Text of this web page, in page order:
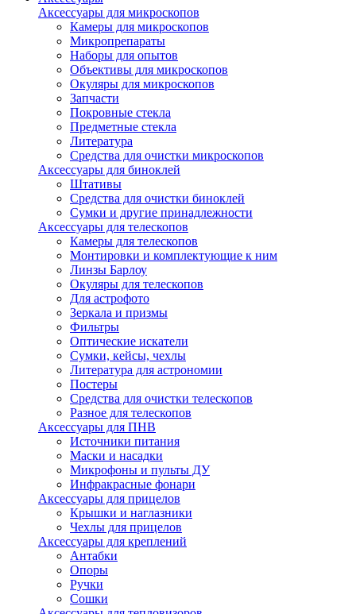
Аксессуары для микроскопов
Камеры для микроскопов
Микропрепараты
Наборы для опытов
Объективы для микроскопов
Окуляры для микроскопов
Запчасти
Покровные стекла
Предметные стекла
Литература
Средства для очистки микроскопов
Аксессуары для биноклей
Штативы
Средства для очистки биноклей
Сумки и другие принадлежности
Аксессуары для телескопов
Камеры для телескопов
Монтировки и комплектующие к ним
Линзы Барлоу
Окуляры для телескопов
Для астрофото
Зеркала и призмы
Фильтры
Оптические искатели
Сумки, кейсы, чехлы
Литература для астрономии
Постеры
Средства для очистки телескопов
Разное для телескопов
Аксессуары для ПНВ
Источники питания
Маски и насадки
Микрофоны и пульты ДУ
Инфракрасные фонари
Аксессуары для прицелов
Крышки и наглазники
Чехлы для прицелов
Аксессуары для креплений
Антабки
Опоры
Ручки
Сошки